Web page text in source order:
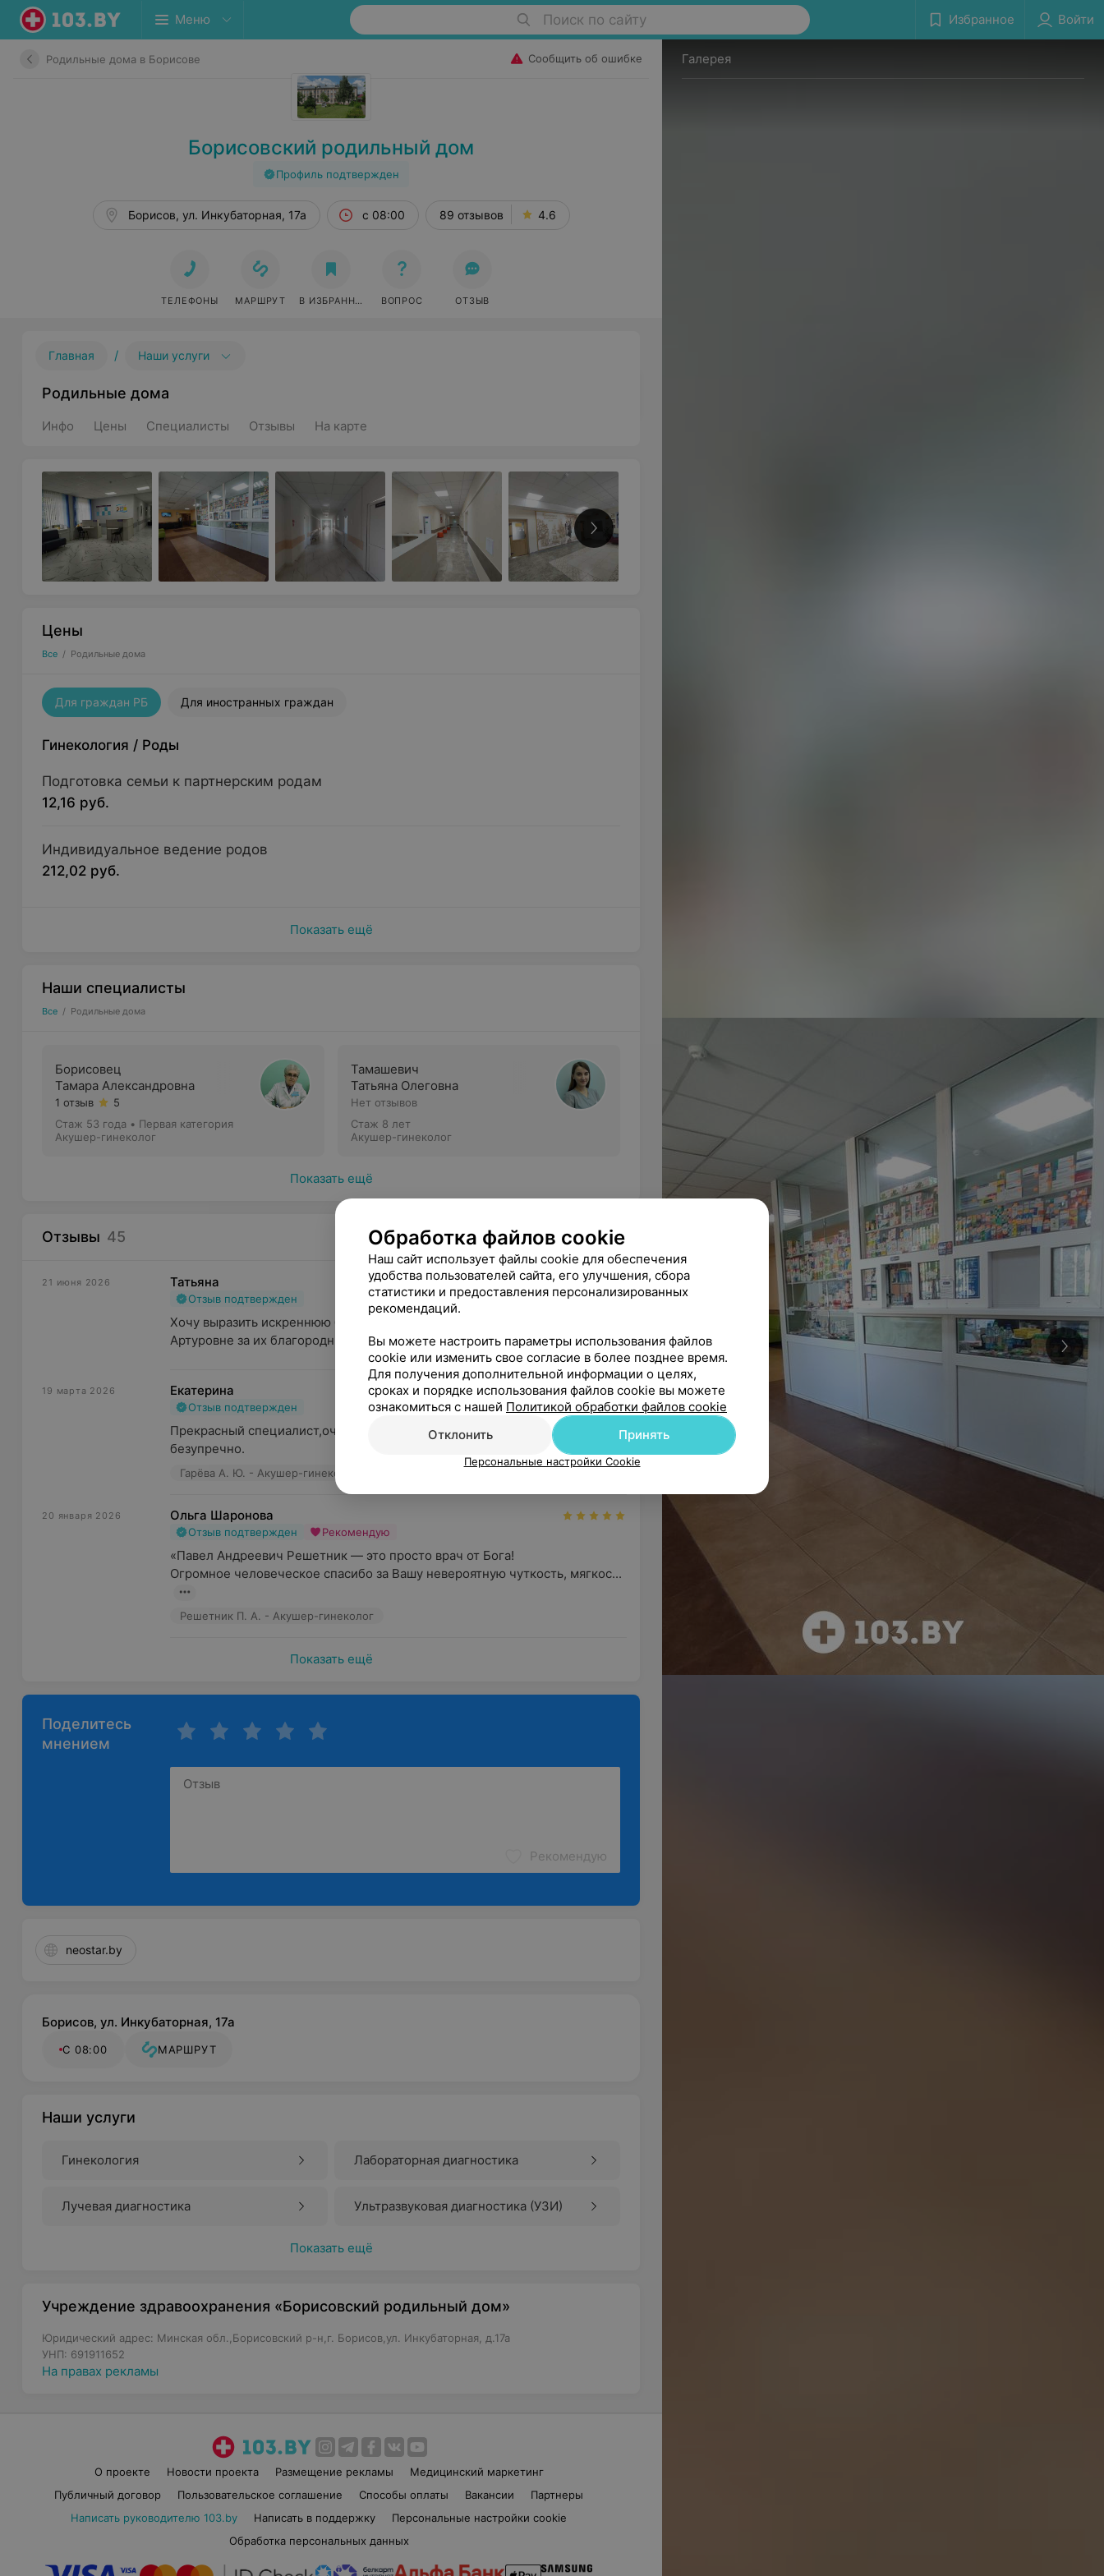
Меню Поиск по сайту Избранное Войти
Родильные дома в Борисове Сообщить об ошибке
Борисовский родильный дом
Профиль подтвержден
Борисов, ул. Инкубаторная, 17а с 08:00 89 отзывов 4.6
ТЕЛЕФОНЫ МАРШРУТ В ИЗБРАННОЕ ВОПРОС ОТЗЫВ
Главная / Наши услуги
Родильные дома
Инфо Цены Специалисты Отзывы На карте
Цены
Все / Родильные дома
Для граждан РБ Для иностранных граждан
Гинекология / Роды
Подготовка семьи к партнерским родам
12,16 руб.
Индивидуальное ведение родов
212,02 руб.
Показать ещё
Наши специалисты
Все / Родильные дома
Борисовец
Тамара Александровна
1 отзыв
5
Стаж 53 года • Первая категория
Акушер-гинеколог
Тамашевич
Татьяна Олеговна
Нет отзывов
Стаж 8 лет
Акушер-гинеколог
Показать ещё
Отзывы 45
21 июня 2026 Татьяна
Отзыв подтвержден
Хочу выразить искреннюю благодарность  Юлии Александровне и  Ксении
Артуровне за их благородный труд, высокий профессион...
19 марта 2026 Екатерина
Отзыв подтвержден
Прекрасный специалист,очень грамотный,беременность вела
безупречно.
Гарёва А. Ю. - Акушер-гинеколог
20 января 2026 Ольга Шаронова
Отзыв подтвержден Рекомендую
«Павел Андреевич Решетник — это просто врач от Бога!
Огромное человеческое спасибо за Вашу невероятную чуткость, мягкос...
Решетник П. А. - Акушер-гинеколог
Показать ещё
Поделитесь
мнением
Рекомендую
neostar.by
Борисов, ул. Инкубаторная, 17а
С 08:00 МАРШРУТ
Наши услуги
Гинекология Лабораторная диагностика
Лучевая диагностика Ультразвуковая диагностика (УЗИ)
Показать ещё
Учреждение здравоохранения «Борисовский родильный дом»
Юридический адрес: Минская обл.,Борисовский р-н,г. Борисов,ул. Инкубаторная, д.17а
УНП: 691911652
На правах рекламы
О проекте Новости проекта Размещение рекламы
Медицинский маркетинг
Публичный договор
Пользовательское соглашение Способы оплаты Вакансии
Партнеры
Написать руководителю 103.by
Написать в поддержку
Персональные настройки cookie
Обработка персональных данных
Галерея
Обработка файлов cookie
Наш сайт использует файлы cookie для обеспечения
удобства пользователей сайта, его улучшения, сбора
статистики и предоставления персонализированных
рекомендаций.
Вы можете настроить параметры использования файлов
cookie или изменить свое согласие в более позднее время.
Для получения дополнительной информации о целях,
сроках и порядке использования файлов cookie вы можете
ознакомиться с нашей Политикой обработки файлов cookie
Отклонить
Принять
Персональные настройки Cookie